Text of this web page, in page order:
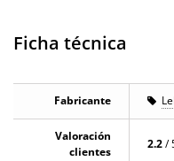
Ficha técnica
Fabricante
Valoración
clientes
2.2/